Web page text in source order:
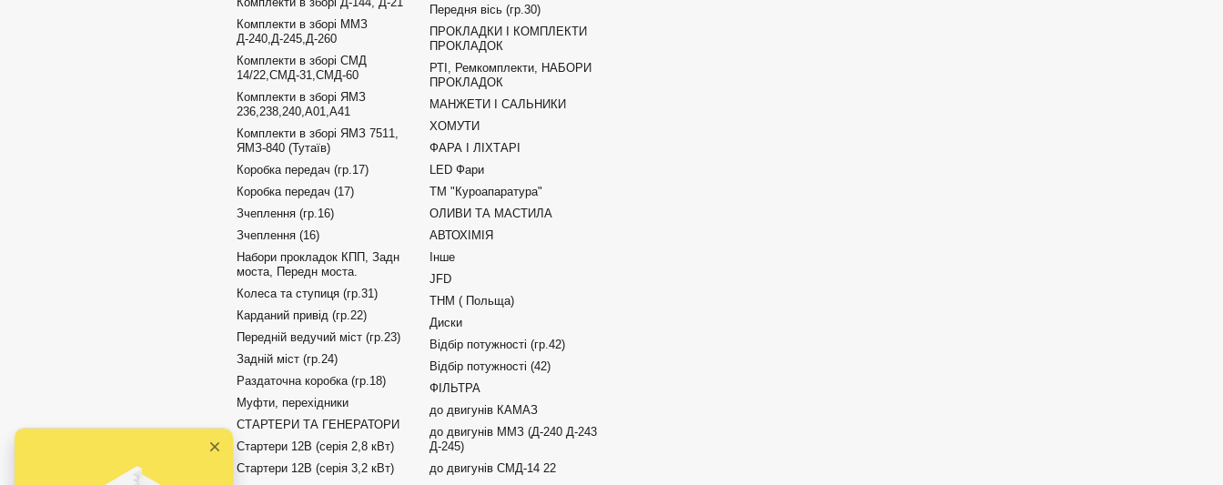
Комплекти в зборі ММЗ
Д-240,Д-245,Д-260
Комплекти в зборі СМД
14/22,СМД-31,СМД-60
Комплекти в зборі ЯМЗ
236,238,240,А01,А41
Комплекти в зборі ЯМЗ 7511,
ЯМЗ-840 (Тутаїв)
Коробка передач (гр.17)
Коробка передач (17)
Зчеплення (гр.16)
Зчеплення (16)
Набори прокладок КПП, Задн
моста, Передн моста.
Колеса та ступиця (гр.31)
Карданий привід (гр.22)
Передній ведучий міст (гр.23)
Задній міст (гр.24)
Раздаточна коробка (гр.18)
Муфти, перехідники
СТАРТЕРИ ТА ГЕНЕРАТОРИ
Стартери 12В (серія 2,8 кВт)
Стартери 12В (серія 3,2 кВт)
Передня вісь (гр.30)
ПРОКЛАДКИ І КОМПЛЕКТИ
ПРОКЛАДОК
РТІ, Ремкомплекти, НАБОРИ
ПРОКЛАДОК
МАНЖЕТИ І САЛЬНИКИ
ХОМУТИ
ФАРА І ЛІХТАРІ
LED Фари
ТМ "Куроапаратура"
ОЛИВИ ТА МАСТИЛА
АВТОХІМІЯ
Інше
JFD
ТНМ ( Польща)
Диски
Відбір потужності (гр.42)
Відбір потужності (42)
ФІЛЬТРА
до двигунів КАМАЗ
до двигунів ММЗ (Д-240 Д-243
Д-245)
до двигунів СМД-14 22